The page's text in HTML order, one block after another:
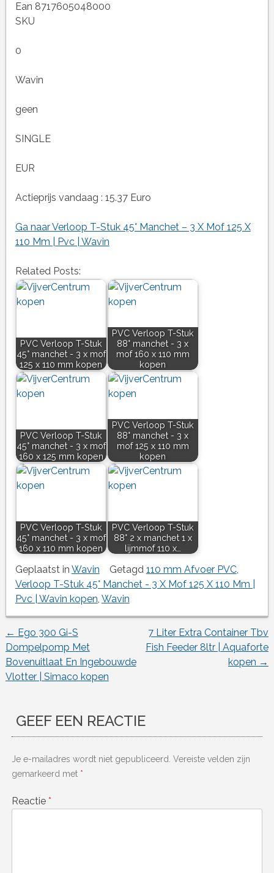
Ean 8717605048000
SKU
0
Wavin
geen
SINGLE
EUR
Actieprijs vandaag : 15.37 Euro
Ga naar Verloop T-Stuk 45° Manchet – 3 X Mof 125 X
110 Mm | Pvc | Wavin
Related Posts:
PVC Verloop T-Stuk
45° manchet - 3 x mof
125 x 110 mm kopen
PVC Verloop T-Stuk
88° manchet - 3 x
mof 160 x 110 mm
kopen
PVC Verloop T-Stuk
45° manchet - 3 x mof
160 x 125 mm kopen
PVC Verloop T-Stuk
88° manchet - 3 x
mof 125 x 110 mm
kopen
PVC Verloop T-Stuk
45° manchet - 3 x mof
160 x 110 mm kopen
PVC Verloop T-Stuk
88° 2 x manchet 1 x
lijmmof 110 x…
Geplaatst in Wavin Getagd 110 mm Afvoer PVC,
Verloop T-Stuk 45° Manchet - 3 X Mof 125 X 110 Mm |
Pvc | Wavin kopen Wavin
Berichtnavigatie
← Ego 300 Gi-S
Dompelpomp Met
Bovenuitlaat En Ingebouwde
Vlotter | Simaco kopen
7 Liter Extra Container Tbv
Fish Feeder 8ltr | Aquaforte
kopen →
GEEF EEN REACTIE
Je e-mailadres wordt niet gepubliceerd. Vereiste velden zijn
gemarkeerd met *
Reactie *